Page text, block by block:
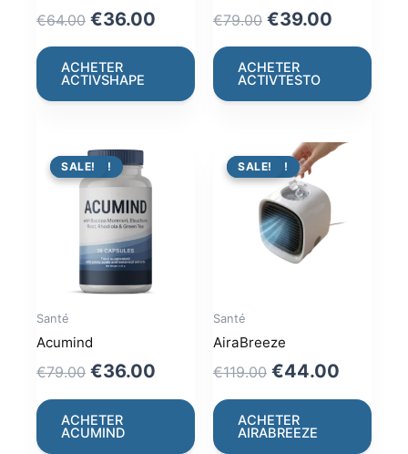
€64.00 Original
price
was:
€64.00.
€36.00 Current
price
€36.00.
ACHETER
ACTIVSHAPE
€79.00 Original
price
was:
€79.00.
€39.00
price
€39.00.
ACHETER
ACTIVTESTO
PROMO !
SALE!
Santé
Acumind
€79.00 Original
price
was:
€79.00.
€36.00 Current
price
€36.00.
ACHETER
ACUMIND
PROMO !
SALE!
Santé
AiraBreeze
€119.00 Original
price
was:
€119.00.
€44.00
price
ACHETER
AIRABREEZE